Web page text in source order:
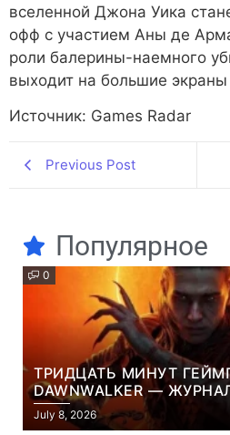
вселенной Джона Уика
офф с участием Аны де
роли балерины-наемного
выходит на большие
Источник: Games Radar
Previous Post
Популярное
0
ТРИДЦАТЬ МИНУТ
DAWNWALKER —
НАЧАЛО НОВОЙ ИГРЫ ОТ
PROJEKT RED
July 8, 2026